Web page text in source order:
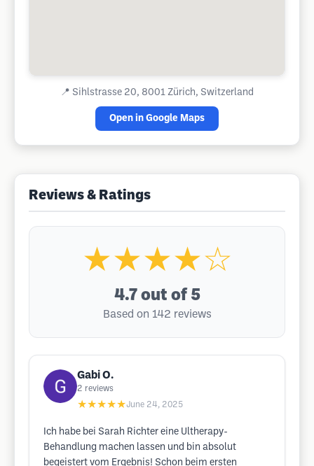
📍 Sihlstrasse 20, 8001 Zürich, Switzerland
Open in Google Maps
Reviews & Ratings
★★★★☆
4.7 out of 5
Based on 142 reviews
Gabi O.
2 reviews
★★★★★June 24, 2025
Ich habe bei Sarah Richter eine Ultherapy-
Behandlung machen lassen und bin absolut
begeistert vom Ergebnis! Schon beim ersten